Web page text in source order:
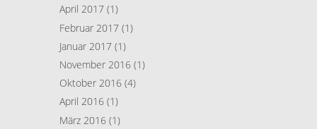
April 2017 (1)
Februar 2017 (1)
Januar 2017 (1)
November 2016 (1)
Oktober 2016 (4)
April 2016 (1)
März 2016 (1)